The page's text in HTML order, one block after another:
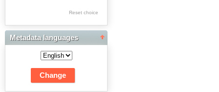
Res Academicae
Science Project Scripts
Biuletyn Informacyjny
WSP w Częstochowie
Reset choice
Metadata languages